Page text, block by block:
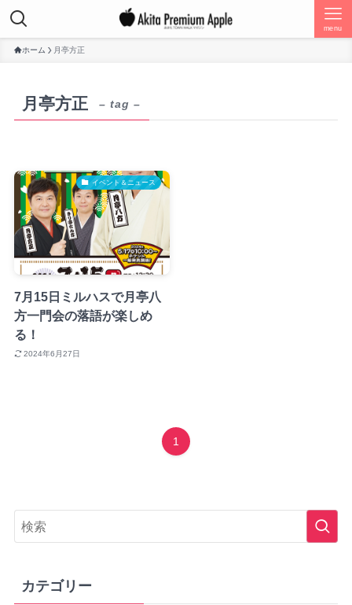
menu
ホーム 月亭方正
月亭方正 – tag –
イベント＆ニュース
7月15日ミルハスで月亭八
方一門会の落語が楽しめ
る！
2024年6月27日
1
カテゴリー